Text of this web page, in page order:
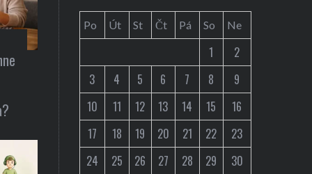
Představení
Musk ohlásil už
Po Út St Čt Pá So Ne
1
2
3
4 5 6 7 8
9
10
11 12 13 14 15
16
17
18 19 20 21 22
23
24
25 26 27 28 29 30